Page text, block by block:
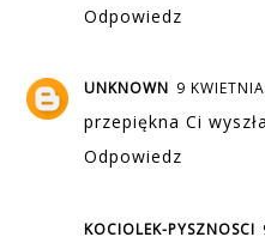
Odpowiedz
UNKNOWN 9
przepiękna Ci
Odpowiedz
KOCIOLEK-PYSZNOSCI